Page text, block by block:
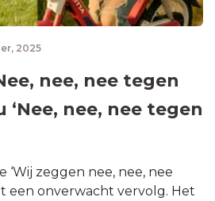
2025
nee, nee tegen
‘Nee, nee, nee tegen
zeggen nee, nee, nee
een onverwacht vervolg. Het